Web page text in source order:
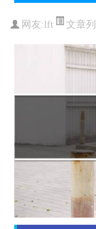
网友:lft 文章